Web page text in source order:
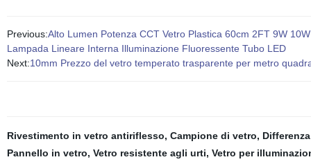
Previous:Alto Lumen Potenza CCT Vetro Plastica 60cm 2FT 9W
Lampada Lineare Interna Illuminazione Fluoressente Tubo LED
Next:10mm Prezzo del vetro temperato trasparente per metro
Rivestimento in vetro antiriflesso, Campione di vetro,
Pannello in vetro, Vetro resistente agli urti, Vetro per